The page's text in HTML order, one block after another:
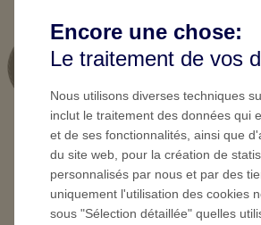
Encore une chose:
Le traitement de vos
Nous utilisons diverses techniques
inclut le traitement des données qui
et de ses fonctionnalités, ainsi que
du site web, pour la création de
personnalisés par nous et par des
uniquement l'utilisation des cookies
sous "Sélection détaillée" quelles